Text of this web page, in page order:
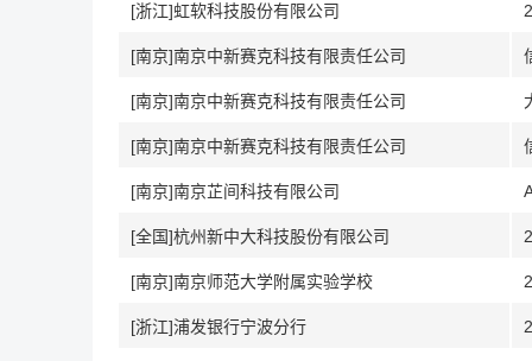
[浙江]虹软科技股份有限公司
[南京]南京中新赛克科技有限责任公司
[南京]南京中新赛克科技有限责任公司
[南京]南京中新赛克科技有限责任公司
[南京]南京芷间科技有限公司
[全国]杭州新中大科技股份有限公司
[南京]南京师范大学附属实验学校
[浙江]浦发银行宁波分行